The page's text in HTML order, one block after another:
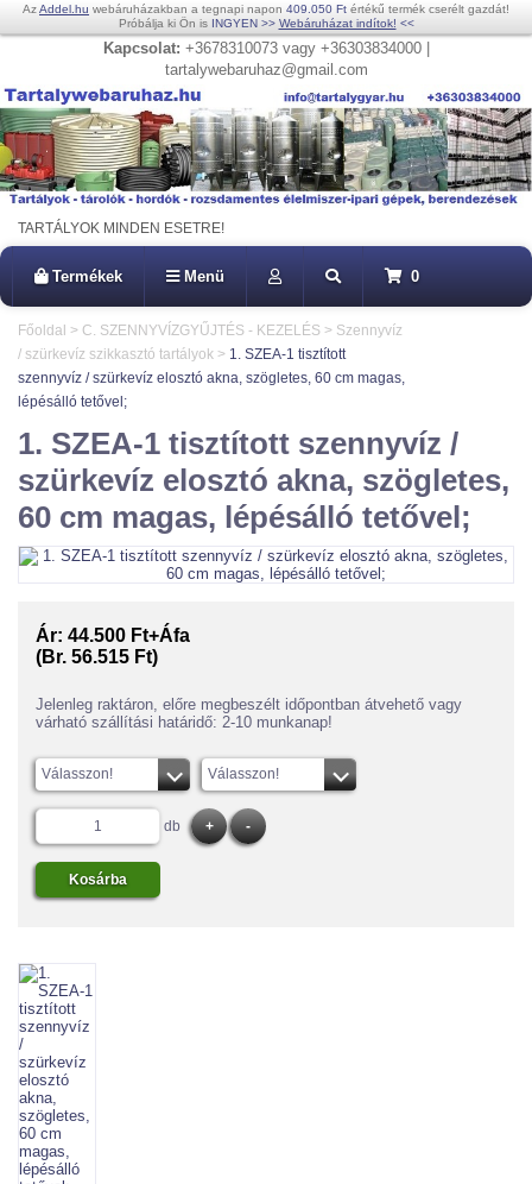
AzAddel.hu webáruházakban a tegnapi napon 409.050 Ft értékű termék cserélt gazdát!
Próbálja ki Ön is INGYEN >> Webáruházat indítok! <<
Kapcsolat: +3678310073 vagy +36303834000 |
tartalywebaruhaz@gmail.com
TARTÁLYOK MINDEN ESETRE!
Termékek Menü 0
Főoldal > C. SZENNYVÍZGYŰJTÉS - KEZELÉS > Szennyvíz
/ szürkevíz szikkasztó tartályok > 1. SZEA-1 tisztított
szennyvíz / szürkevíz elosztó akna, szögletes, 60 cm magas,
lépésálló tetővel;
1. SZEA-1 tisztított szennyvíz /
szürkevíz elosztó akna, szögletes,
60 cm magas, lépésálló tetővel;
Ár: 44.500 Ft+Áfa
(Br. 56.515 Ft)
Jelenleg raktáron, előre megbeszélt időpontban átvehető vagy
várható szállítási határidő: 2-10 munkanap!
Válasszon! Válasszon!
db